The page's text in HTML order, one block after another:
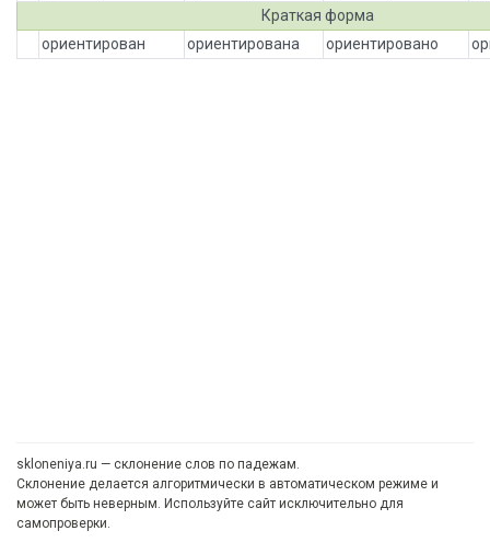
Краткая форма
ориентирован
ориентирована ориентировано
skloneniya.ru — склонение слов по падежам.
Склонение делается алгоритмически в автоматическом режиме и
может быть неверным. Используйте сайт исключительно для
самопроверки.